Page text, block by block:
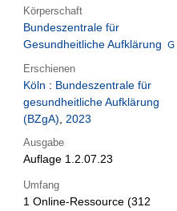
Körperschaft
Bundeszentrale für
Gesundheitliche Aufklärung
Erschienen
Köln : Bundeszentrale für
gesundheitliche Aufklärung
(BZgA), 2023
Ausgabe
Auflage 1.2.07.23
Umfang
1 Online-Ressource (312